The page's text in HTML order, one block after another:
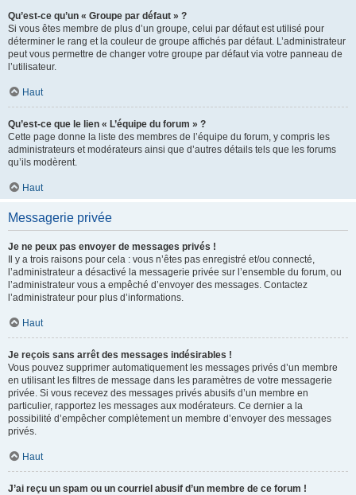
Qu’est-ce qu’un « Groupe par défaut » ?
Si vous êtes membre de plus d’un groupe, celui par défaut est utilisé pour
déterminer le rang et la couleur de groupe affichés par défaut. L’administrateur
peut vous permettre de changer votre groupe par défaut via votre panneau de
l’utilisateur.
Haut
Qu’est-ce que le lien « L’équipe du forum » ?
Cette page donne la liste des membres de l’équipe du forum, y compris les
administrateurs et modérateurs ainsi que d’autres détails tels que les forums
qu’ils modèrent.
Haut
Messagerie privée
Je ne peux pas envoyer de messages privés !
Il y a trois raisons pour cela : vous n’êtes pas enregistré et/ou connecté,
l’administrateur a désactivé la messagerie privée sur l’ensemble du forum, ou
l’administrateur vous a empêché d’envoyer des messages. Contactez
l’administrateur pour plus d’informations.
Haut
Je reçois sans arrêt des messages indésirables !
Vous pouvez supprimer automatiquement les messages privés d’un membre
en utilisant les filtres de message dans les paramètres de votre messagerie
privée. Si vous recevez des messages privés abusifs d’un membre en
particulier, rapportez les messages aux modérateurs. Ce dernier a la
possibilité d’empêcher complètement un membre d’envoyer des messages
privés.
Haut
J’ai reçu un spam ou un courriel abusif d’un membre de ce forum !